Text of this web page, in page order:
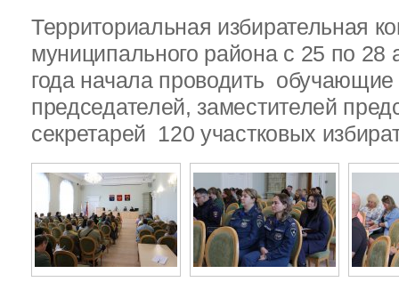
Территориальная избирательная
муниципального района с 25 по 28
года начала проводить
председателей, заместителей
секретарей 120 участковых